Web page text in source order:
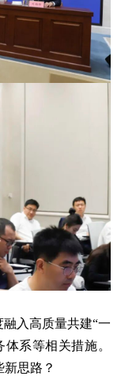
入高质量共建“一
系等相关措施。
思路？